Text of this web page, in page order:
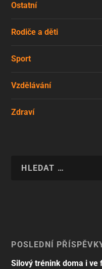
Ostatní
Rodiče a děti
Sport
Vzdělávání
Zdraví
POSLEDNÍ
Silový trénink doma i